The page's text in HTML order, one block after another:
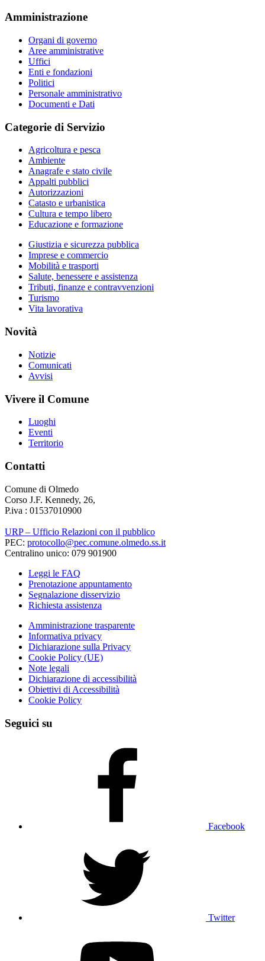
Amministrazione
Organi di governo
Aree amministrative
Uffici
Enti e fondazioni
Politici
Personale amministrativo
Documenti e Dati
Categorie di Servizio
Agricoltura e pesca
Ambiente
Anagrafe e stato civile
Appalti pubblici
Autorizzazioni
Catasto e urbanistica
Cultura e tempo libero
Educazione e formazione
Giustizia e sicurezza pubblica
Imprese e commercio
Mobilità e trasporti
Salute, benessere e assistenza
Tributi, finanze e contravvenzioni
Turismo
Vita lavorativa
Novità
Notizie
Comunicati
Avvisi
Vivere il Comune
Luoghi
Eventi
Territorio
Contatti
Comune di Olmedo
Corso J.F. Kennedy, 26,
P.iva : 01537010900
URP – Ufficio Relazioni con il pubblico
PEC: protocollo@pec.comune.olmedo.ss.it
Centralino unico: 079 901900
Leggi le FAQ
Prenotazione appuntamento
Segnalazione disservizio
Richiesta assistenza
Amministrazione trasparente
Informativa privacy
Dichiarazione sulla Privacy
Cookie Policy (UE)
Note legali
Dichiarazione di accessibilità
Obiettivi di Accessibilità
Cookie Policy
Seguici su
Facebook
Twitter